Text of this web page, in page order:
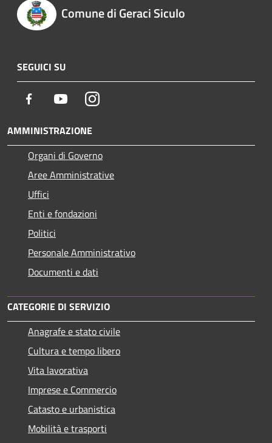
Comune di Geraci Siculo
SEGUICI SU
Facebook YoutubeInstagram
AMMINISTRAZIONE
Organi di Governo
Aree Amministrative
Uffici
Enti e fondazioni
Politici
Personale Amministrativo
Documenti e dati
CATEGORIE DI SERVIZIO
Anagrafe e stato civile
Cultura e tempo libero
Vita lavorativa
Imprese e Commercio
Catasto e urbanistica
Mobilità e trasporti